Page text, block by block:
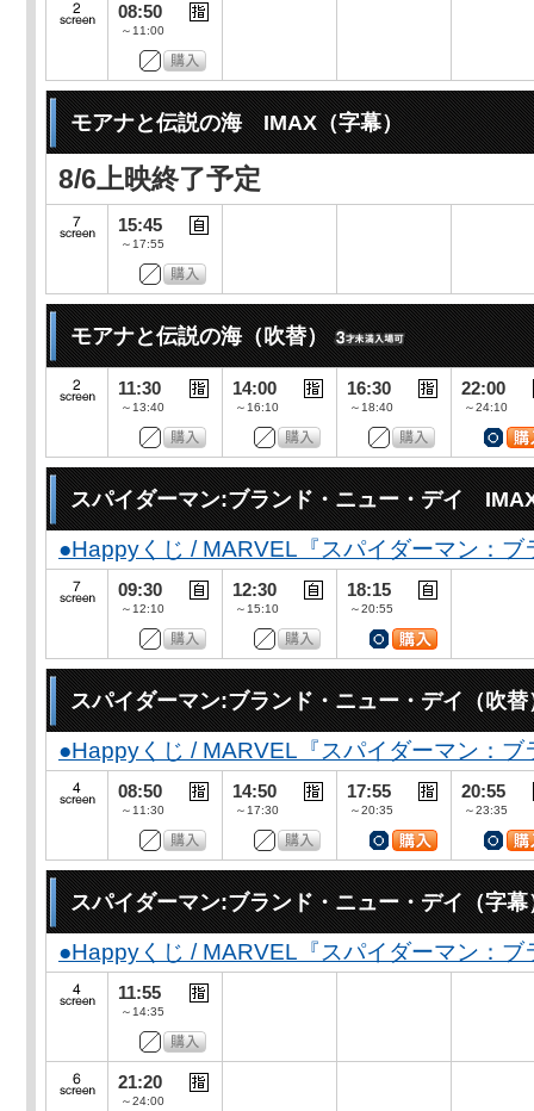
08:50
～11:00
モアナと伝説の海 IMAX（字幕）
8/6上映終了予定
15:45
～17:55
モアナと伝説の海（吹替）
11:30
～13:40
14:00
～16:10
16:30
～18:40
22:00
～24:10
スパイダーマン:ブランド・ニュー・デイ
●Happyくじ / MARVEL『スパイダーマン：
09:30
～12:10
12:30
～15:10
18:15
～20:55
スパイダーマン:ブランド・ニュー・デイ（吹替
●Happyくじ / MARVEL『スパイダーマン：
08:50
～11:30
14:50
～17:30
17:55
～20:35
20:55
～23:35
スパイダーマン:ブランド・ニュー・デイ（字幕
●Happyくじ / MARVEL『スパイダーマン：
11:55
～14:35
21:20
～24:00